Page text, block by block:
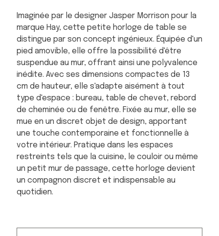
Imaginée par le designer Jasper Morrison pour la
marque Hay, cette petite horloge de table se
distingue par son concept ingénieux. Équipée d'un
pied amovible, elle offre la possibilité d'être
suspendue au mur, offrant ainsi une polyvalence
inédite. Avec ses dimensions compactes de 13
cm de hauteur, elle s'adapte aisément à tout
type d'espace : bureau, table de chevet, rebord
de cheminée ou de fenêtre. Fixée au mur, elle se
mue en un discret objet de design, apportant
une touche contemporaine et fonctionnelle à
votre intérieur. Pratique dans les espaces
restreints tels que la cuisine, le couloir ou même
un petit mur de passage, cette horloge devient
un compagnon discret et indispensable au
quotidien.